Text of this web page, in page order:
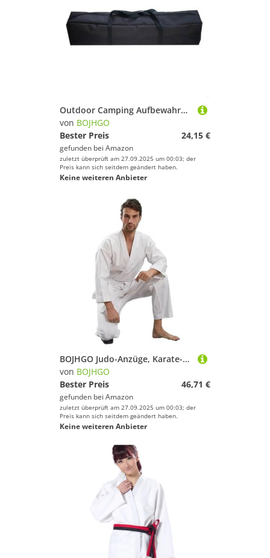
Outdoor Camping Aufbewahrungstasche Canvas Baldachin Pole Zelt Swag Beutel Reise Picknick Handtasche(100x20x20cm)
von BOJHGO
Bester Preis
24,15 €
gefunden bei Amazon
zuletzt überprüft am 27.09.2025 um 00:03; der
Preis kann sich seitdem geändert haben.
Keine weiteren Anbieter
BOJHGO Judo-Anzüge, Karate-Uniform for Erwachsene, Studenten, Karate-Gi, Kampfsport-Uniform mit Gürtel, Judo, Weiß Für Training(160)
von BOJHGO
Bester Preis
46,71 €
gefunden bei Amazon
zuletzt überprüft am 27.09.2025 um 00:03; der
Preis kann sich seitdem geändert haben.
Keine weiteren Anbieter